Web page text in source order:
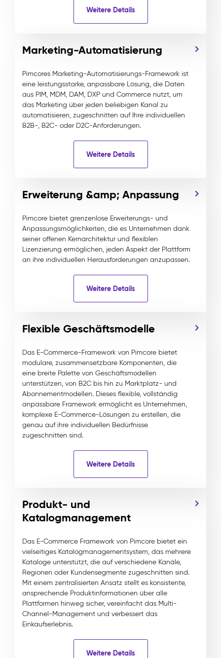
Weitere Details
Marketing-Automatisierung
Pimcores Marketing-Automatisierungs-Framework ist
eine leistungsstarke, anpassbare Lösung, die Daten
aus PIM, MDM, DAM, DXP und Commerce nutzt, um
das Marketing über jeden beliebigen Kanal zu
automatisieren, zugeschnitten auf Ihre individuellen
B2B-, B2C- oder D2C-Anforderungen.
Weitere Details
Erweiterung &amp; Anpassung
Pimcore bietet grenzenlose Erweiterungs- und
Anpassungsmöglichkeiten, die es Unternehmen dank
seiner offenen Kernarchitektur und flexiblen
Lizenzierung ermöglichen, jeden Aspekt der Plattform
an ihre individuellen Herausforderungen anzupassen.
Weitere Details
Flexible Geschäftsmodelle
Das E-Commerce-Framework von Pimcore bietet
modulare, zusammensetzbare Komponenten, die
eine breite Palette von Geschäftsmodellen
unterstützen, von B2C bis hin zu Marktplatz- und
Abonnementmodellen. Dieses flexible, vollständig
anpassbare Framework ermöglicht es Unternehmen,
komplexe E-Commerce-Lösungen zu erstellen, die
genau auf ihre individuellen Bedürfnisse
zugeschnitten sind.
Weitere Details
Produkt- und
Katalogmanagement
Das E-Commerce Framework von Pimcore bietet ein
vielseitiges Katalogmanagementsystem, das mehrere
Kataloge unterstützt, die auf verschiedene Kanäle,
Regionen oder Kundensegmente zugeschnitten sind.
Mit einem zentralisierten Ansatz stellt es konsistente,
ansprechende Produktinformationen über alle
Plattformen hinweg sicher, vereinfacht das Multi-
Channel-Management und verbessert das
Einkaufserlebnis.
Weitere Details